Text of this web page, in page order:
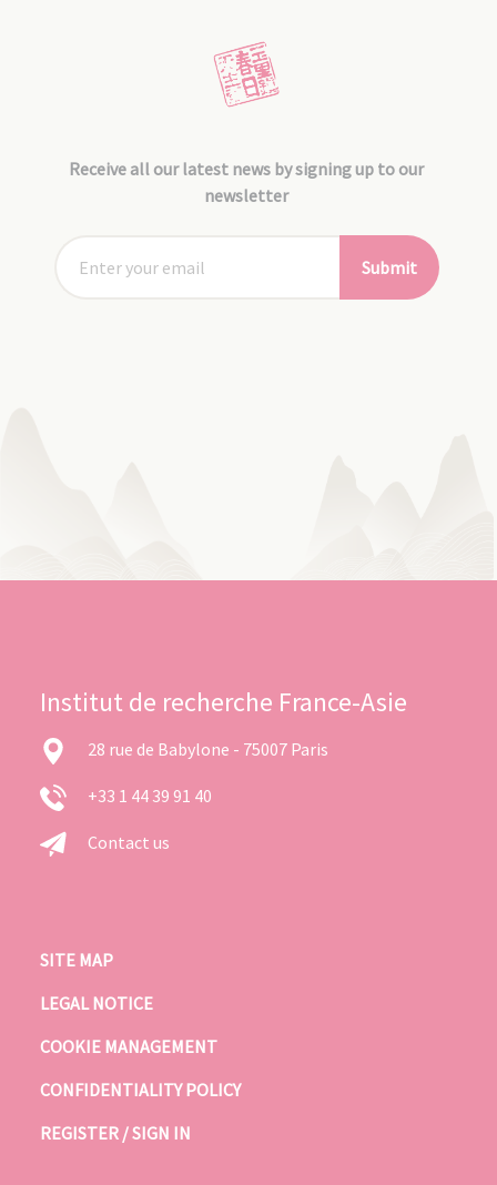
Receive all our latest news by signing up to our
newsletter
Submit
Institut de recherche France-Asie
28 rue de Babylone - 75007 Paris
+33 1 44 39 91 40
Contact us
SITE MAP
LEGAL NOTICE
COOKIE MANAGEMENT
CONFIDENTIALITY POLICY
REGISTER / SIGN IN